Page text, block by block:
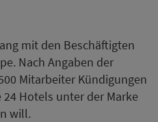
mit den Beschäftigten
Nach Angaben der
Mitarbeiter Kündigungen
Hotels unter der Marke
will.